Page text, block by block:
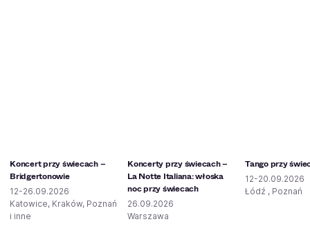
Koncert przy świecach –
Bridgertonowie
12-26.09.2026
Katowice, Kraków, Poznań
i inne
Koncerty przy świecach –
La Notte Italiana: włoska
noc przy świecach
26.09.2026
Warszawa
Tango przy
12-20.09.2026
Łódź , Poznań